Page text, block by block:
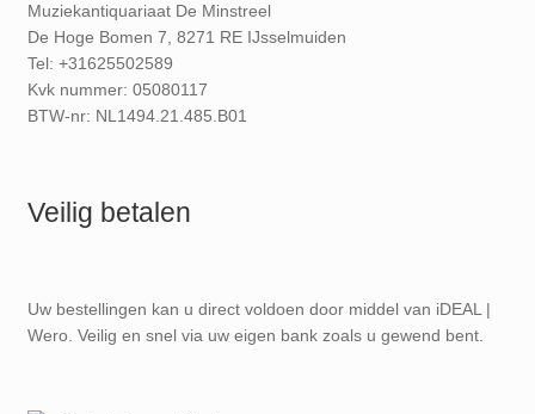
Muziekantiquariaat De Minstreel
De Hoge Bomen 7, 8271 RE IJsselmuiden
Tel: +31625502589
Kvk nummer: 05080117
BTW-nr: NL1494.21.485.B01
Veilig betalen
Uw bestellingen kan u direct voldoen door middel van iDEAL |
Wero. Veilig en snel via uw eigen bank zoals u gewend bent.